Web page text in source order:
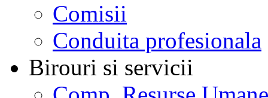
Comisii
Conduita profesionala
Birouri si servicii